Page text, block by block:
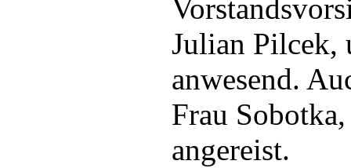
Julian Pilcek,
anwesend.
Frau
angereist.